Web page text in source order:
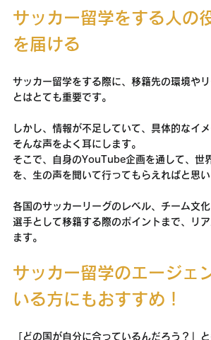
サッカー留学をする人の
を届ける
サッカー留学をする際に、移籍先の環境や
とはとても重要です。
しかし、情報が不足していて、具体的なイ
そんな声をよく耳にします。
そこで、自身のYouTube企画を通して、世
を、生の声を聞いて行ってもらえればと思い
各国のサッカーリーグのレベル、チーム文
選手として移籍する際のポイントまで、リ
ます。
サッカー留学のエージェ
いる方にもおすすめ！
「どの国が自分に合っているんだろう？」